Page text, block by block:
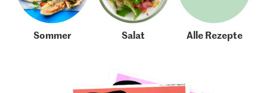
Sommer Salat Alle Rezepte